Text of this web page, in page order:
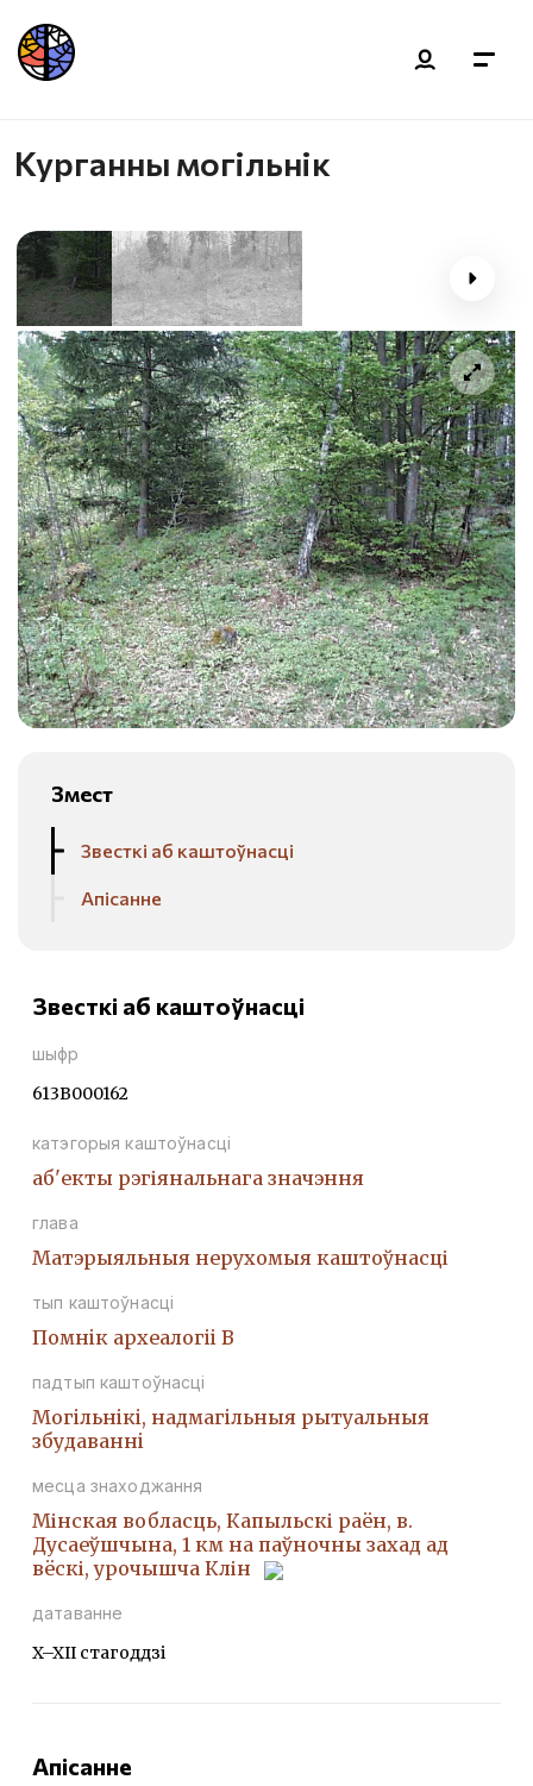
Курганны могільнік
Змест
Звесткі аб каштоўнасці
Апісанне
Звесткі аб каштоўнасці
шыфр
613В000162
катэгорыя каштоўнасці
аб'екты рэгіянальнага значэння
глава
Матэрыяльныя нерухомыя каштоўнасці
тып каштоўнасці
Помнiк археалогii В
падтып каштоўнасці
Могiльнiкi, надмагiльныя рытуальныя
збудаваннi
месца знаходжання
Мінская вобласць, Капыльскі раён, в.
Дусаеўшчына, 1 км на паўночны захад ад
вёскі, урочышча Клін
датаванне
X–XII стагоддзі
Апісанне